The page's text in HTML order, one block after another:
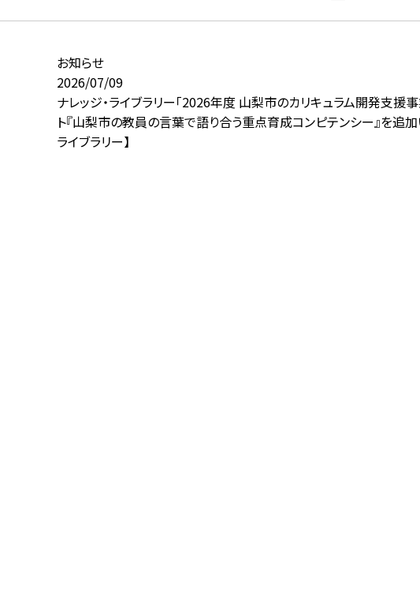
お知らせ
2026/07/09
ナレッジ・ライブラリー「2026年度 山梨市のカリキュラム開発支援
ト『山梨市の教員の言葉で語り合う重点育成コンピテンシー』を追加
ライブラリー】